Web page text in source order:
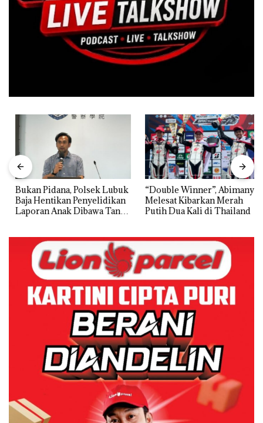
Bukan Pidana, Polsek Lubuk
Baja Hentikan Penyelidikan
Laporan Anak Dibawa Tanpa
“Double Winner”, Abimanyu
Melesat Kibarkan Merah
Putih Dua Kali di Thailand